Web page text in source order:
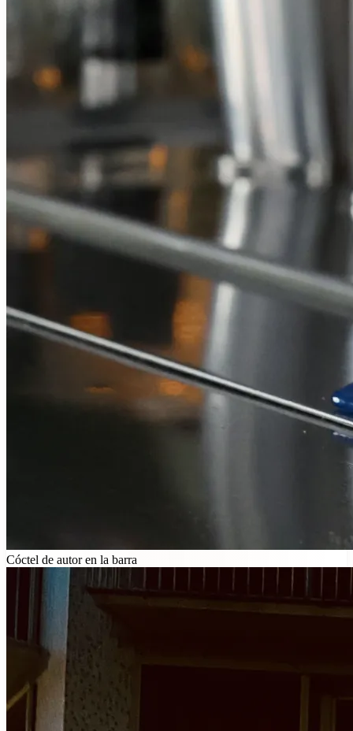
Cóctel de autor en la barra